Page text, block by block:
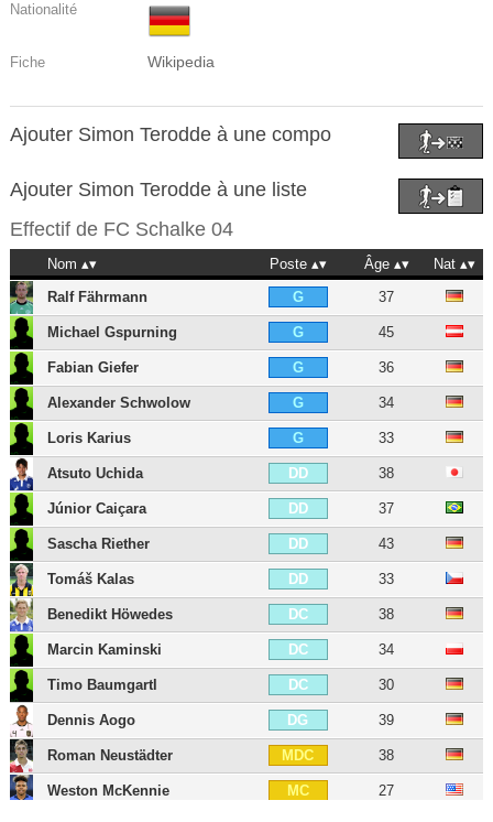
Nationalité
Fiche Wikipedia
Ajouter Simon Terodde à une compo
Ajouter Simon Terodde à une liste
Effectif de FC Schalke 04
Nom Poste Âge
Nat
Ralf Fährmann
G 37
Michael Gspurning G 45
Fabian Giefer G 36
Alexander Schwolow G 34
Loris Karius G 33
Atsuto Uchida DD 38
Júnior Caiçara DD 37
Sascha Riether DD 43
Tomáš Kalas DD 33
Benedikt Höwedes DC 38
Marcin Kaminski DC 34
Timo Baumgartl DC 30
Dennis Aogo DG 39
Roman Neustädter MDC 38
Weston McKennie MC 27